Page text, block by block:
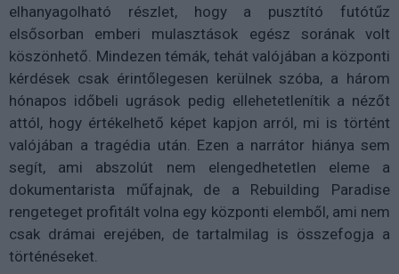
elhanyagolható részlet, hogy a pusztító futótűz
elsősorban emberi mulasztások egész sorának volt
köszönhető. Mindezen témák, tehát valójában a központi
kérdések csak érintőlegesen kerülnek szóba, a három
hónapos időbeli ugrások pedig ellehetetlenítik a nézőt
attól, hogy értékelhető képet kapjon arról, mi is történt
valójában a tragédia után. Ezen a narrátor hiánya sem
segít, ami abszolút nem elengedhetetlen eleme a
dokumentarista műfajnak, de a Rebuilding Paradise
rengeteget profitált volna egy központi elemből, ami nem
csak drámai erejében, de tartalmilag is összefogja a
történéseket.